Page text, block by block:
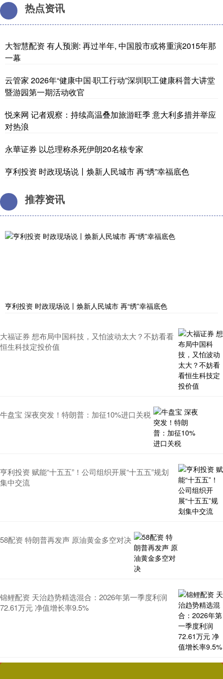
热点资讯
大智慧配资 有人预测: 再过半年, 中国股市或将重演2015年那
一幕
云管家 2026年“健康中国·职工行动”深圳职工健康科普大讲堂
暨游园第一期活动收官
悦来网 记者观察：持续高温叠加旅游旺季 意大利多措并举应
对热浪
永華证券 以总理称杀死伊朗20名核专家
亨利投资 时政现场说丨焕新人民城市 再“绣”幸福底色
推荐资讯
亨利投资 时政现场说丨焕新人民城市 再“绣”幸福底色
大福证券 想布局中国科技，又怕波动太大？不妨看看
恒生科技定投价值
牛盘宝 深夜突发！特朗普：加征10%进口关税
亨利投资 赋能“十五五”！公司组织开展“十五五”规划
集中交流
58配资 特朗普再发声 原油黄金多空对决
锦鲤配资 天治趋势精选混合：2026年第一季度利润
72.61万元 净值增长率9.5%